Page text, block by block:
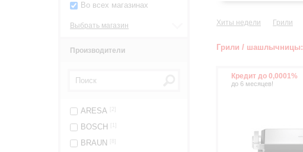
Во всех магазинах
Выбрать магазин
Производители
ARESA
BOSCH
BRAUN
Хиты недели Грили
Грили / шашлычницы:
Кредит до 0,0001%
до 6 месяцев!